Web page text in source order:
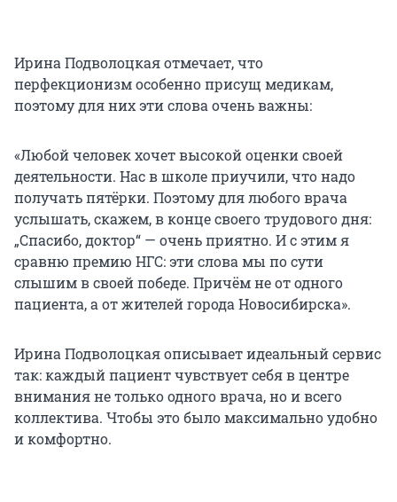
Ирина Подволоцкая отмечает, что
перфекционизм особенно присущ медикам,
поэтому для них эти слова очень важны:
«Любой человек хочет высокой оценки своей
деятельности. Нас в школе приучили, что надо
получать пятёрки. Поэтому для любого врача
услышать, скажем, в конце своего трудового дня:
„Спасибо, доктор“ — очень приятно. И с этим я
сравню премию НГС: эти слова мы по сути
слышим в своей победе. Причём не от одного
пациента, а от жителей города Новосибирска».
Ирина Подволоцкая описывает идеальный сервис
так: каждый пациент чувствует себя в центре
внимания не только одного врача, но и всего
коллектива. Чтобы это было максимально удобно
и комфортно.